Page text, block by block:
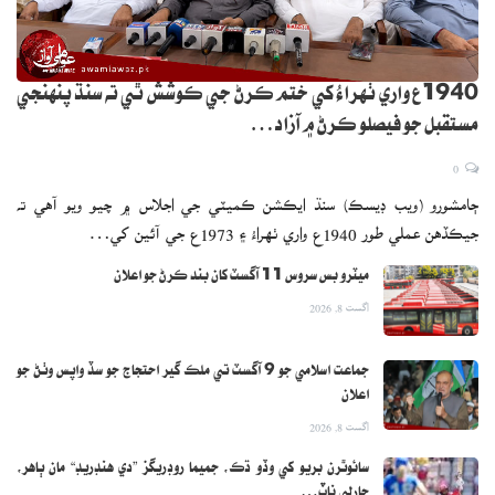
1940ع واري ٺهراءُ کي ختم ڪرڻ جي ڪوشش ٿي ته سنڌ پنهنجي
مستقبل جو فيصلو ڪرڻ ۾ آزاد…
ڄامشورو (ويب ڊيسڪ) سنڌ ايڪشن ڪميٽي جي اجلاس ۾ چيو ويو آهي ته
جيڪڏهن عملي طور 1940ع واري ٺهراءُ ۽ 1973ع جي آئين کي…
ميٽرو بس سروس 11 آگسٽ کان بند ڪرڻ جو اعلان
اگست 8, 2026
جماعت اسلامي جو 9 آگسٽ تي ملڪ گير احتجاج جو سڏ واپس وٺڻ جو
اعلان
اگست 8, 2026
سائوٿرن بريو کي وڏو ڌڪ، جميما روڊريگز ”دي هنڊريڊ“ مان ٻاهر،